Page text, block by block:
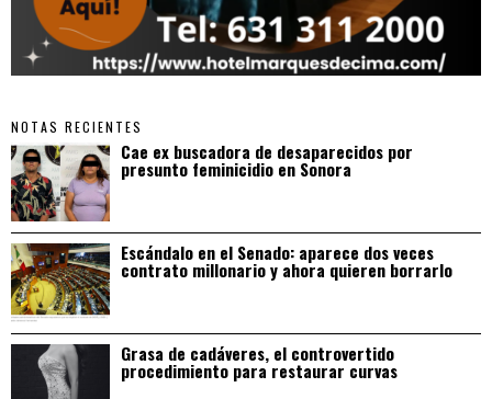
NOTAS RECIENTES
Cae ex buscadora de desaparecidos por
presunto feminicidio en Sonora
Escándalo en el Senado: aparece dos veces
contrato millonario y ahora quieren borrarlo
Grasa de cadáveres, el controvertido
procedimiento para restaurar curvas